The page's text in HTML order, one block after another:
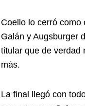
Coello lo cerró como
Galán y Augsburger
titular que de verdad
más.
La final llegó con